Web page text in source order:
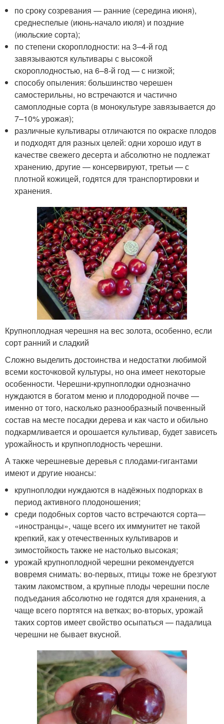
по сроку созревания — ранние (середина июня),
среднеспелые (июнь-начало июля) и поздние
(июльские сорта);
по степени скороплодности: на 3–4-й год
завязываются культивары с высокой
скороплодностью, на 6–8-й год — с низкой;
способу опыления: большинство черешен
самостерильны, но встречаются и частично
самоплодные сорта (в монокультуре завязывается до
7–10% урожая);
различные культивары отличаются по окраске плодов
и подходят для разных целей: одни хорошо идут в
качестве свежего десерта и абсолютно не подлежат
хранению, другие — консервируют, третьи — с
плотной кожицей, годятся для транспортировки и
хранения.
Крупноплодная черешня на вес золота, особенно, если
сорт ранний и сладкий
Сложно выделить достоинства и недостатки любимой
всеми косточковой культуры, но она имеет некоторые
особенности. Черешни-крупноплодки однозначно
нуждаются в богатом меню и плодородной почве —
именно от того, насколько разнообразный почвенный
состав на месте посадки дерева и как часто и обильно
подкармливается и орошается культивар, будет зависеть
урожайность и крупноплодность черешни.
А также черешневые деревья с плодами-гигантами
имеют и другие нюансы:
крупноплодки нуждаются в надёжных подпорках в
период активного плодоношения;
среди подобных сортов часто встречаются сорта—
«иностранцы», чаще всего их иммунитет не такой
крепкий, как у отечественных культиваров и
зимостойкость также не настолько высокая;
урожай крупноплодной черешни рекомендуется
вовремя снимать: во-первых, птицы тоже не брезгуют
таким лакомством, а крупные плоды черешни после
подъедания абсолютно не годятся для хранения, а
чаще всего портятся на ветках; во-вторых, урожай
таких сортов имеет свойство осыпаться — падалица
черешни не бывает вкусной.